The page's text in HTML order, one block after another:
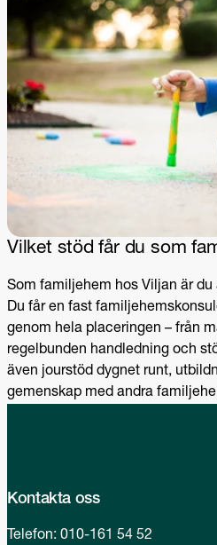
Vilket stöd får du som
Som familjehem hos Viljan är
Du får en fast
genom hela placeringen – från
regelbunden handledning och
även jourstöd dygnet runt,
gemenskap med andra
Kontakta oss
Telefon: 010-161 54 52